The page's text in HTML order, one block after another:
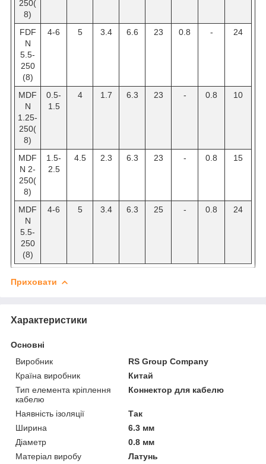
250(
8)
FDF
N
5.5-
250
(8)
4-6 5 3.4 6.6 23 0.8 - 24
MDF
N
1.25-
250(
8)
0.5-
1.5
4 1.7 6.3 23 - 0.8 10
MDF
N 2-
250(
8)
1.5-
2.5
4.5 2.3 6.3 23 - 0.8 15
MDF
N
5.5-
250
(8)
4-6 5 3.4 6.3 25 - 0.8 24
Приховати
Характеристики
Основні
Виробник
RS Group Company
Країна виробник
Китай
Тип елемента кріплення
кабелю
Коннектор для кабелю
Наявність ізоляції
Так
Ширина
6.3 мм
Діаметр
0.8 мм
Матеріал виробу
Латунь